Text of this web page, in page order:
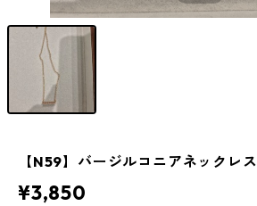
【N59】バージルコニアネックレス
¥3,850